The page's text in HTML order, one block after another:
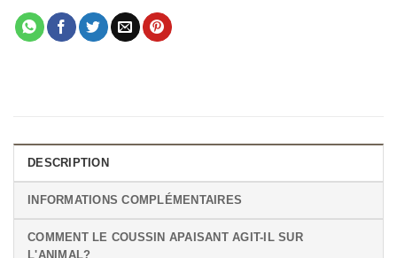
DESCRIPTION
INFORMATIONS COMPLÉMENTAIRES
COMMENT LE COUSSIN APAISANT AGIT-IL SUR
L'ANIMAL?